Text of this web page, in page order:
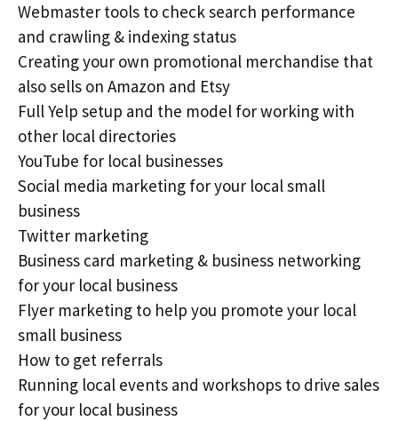
Webmaster tools to check search performance
and crawling & indexing status
Creating your own promotional merchandise that
also sells on Amazon and Etsy
Full Yelp setup and the model for working with
other local directories
YouTube for local businesses
Social media marketing for your local small
business
Twitter marketing
Business card marketing & business networking
for your local business
Flyer marketing to help you promote your local
small business
How to get referrals
Running local events and workshops to drive sales
for your local business